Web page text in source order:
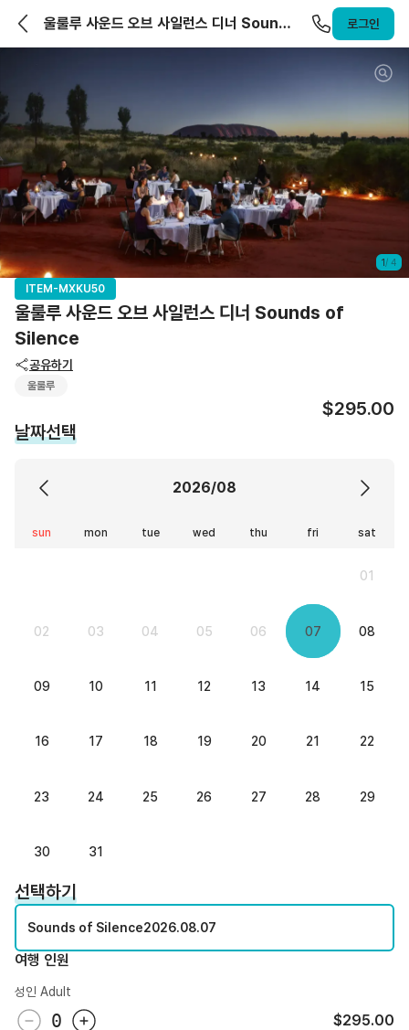
앨라호주 | ELLAHOJU
울룰루 사운드 오브 사일런스 디너 Sounds
로그인
1/ 4
ITEM-MXKU50
울룰루 사운드 오브 사일런스 디너 Sounds of
Silence
공유하기
울룰루
$295.00
날짜선택
2026/08
sun mon tue wed thu fri sat
01
02 03 04 05 06 07 08
09 10 11 12 13 14 15
16 17 18 19 20 21 22
23 24 25 26 27 28 29
30 31
선택하기
Sounds of Silence2026.08.07
여행 인원
성인 Adult
0 $295.00